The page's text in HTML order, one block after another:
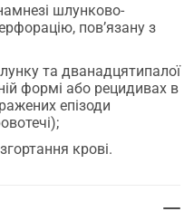
шлунково-
пов’язану з
та дванадцятипалої
формі або рецидивах в
епізоди
крові.